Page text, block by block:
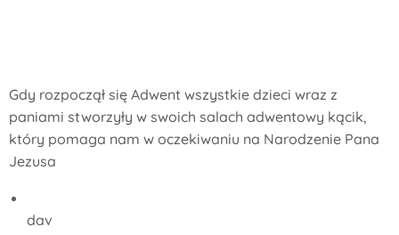
Gdy rozpoczął się Adwent wszystkie dzieci wraz z
paniami stworzyły w swoich salach adwentowy kącik,
który pomaga nam w oczekiwaniu na Narodzenie Pana
Jezusa
dav